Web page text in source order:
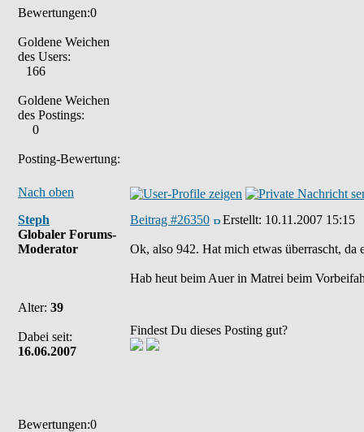
Bewertungen:0
Goldene Weichen
des Users:
166
Goldene Weichen
des Postings:
0
Posting-Bewertung:
Nach oben
Steph
Globaler Forums-
Moderator
Alter: 39
Dabei seit:
16.06.2007
Bewertungen:0
Beitrag #26350 Erstellt: 10.11.2007 15:15
Ok, also 942. Hat mich etwas überrascht,
Hab heut beim Auer in Matrei beim
Findest Du dieses Posting gut?